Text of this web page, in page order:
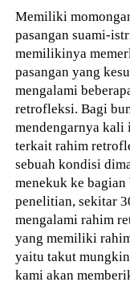
Memiliki
pasangan suami-
memilikinya
pasangan yang
mengalami
retrofleksi. Bagi
mendengarnya
terkait rahim
sebuah kondisi
menekuk ke
penelitian, sekitar
mengalami rahim
yang memiliki
yaitu takut
kami akan